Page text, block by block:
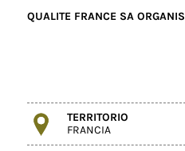
QUALITE FRANCE SA
TERRITORIO
FRANCIA